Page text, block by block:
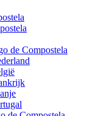
de Compostela